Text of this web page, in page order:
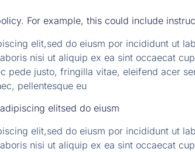
For example, this could include
elit,sed do eiusm por incididunt ut
nisi ut aliquip ex ea sint occaecat
pede justo, fringilla vitae, eleifend acer
pellentesque eu
elitsed do eiusm
elit,sed do eiusm por incididunt ut
nisi ut aliquip ex ea sint occaecat